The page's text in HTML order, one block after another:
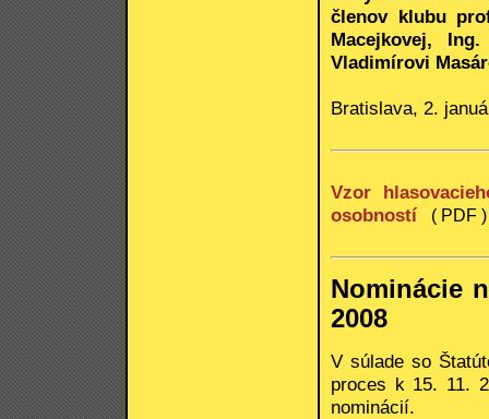
členov klubu
Macejkovej,
Vladimírovi
Bratislava, 2.
Vzor
osobností
( PDF )
Nominácie
2008
V súlade so
proces k 15. 11.
nominácií.